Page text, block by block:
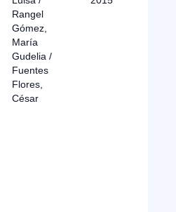
Rangel
Gómez,
María
Gudelia /
Fuentes
Flores,
César